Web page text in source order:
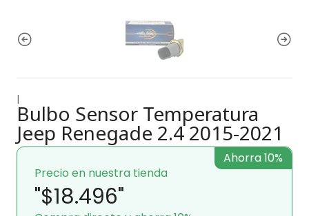
|
Bulbo Sensor Temperatura
Jeep Renegade 2.4 2015-2021
Precio en nuestra tienda
"$18.496"
Ahorra 10%